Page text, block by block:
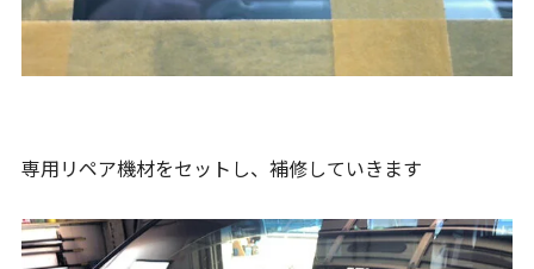
専用リペア機材をセットし、補修していきます